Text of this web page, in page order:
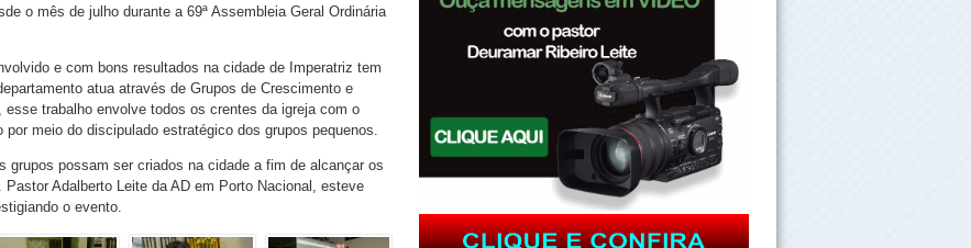
o mês de julho durante a 69ª Assembleia Geral Ordinária
e com bons resultados na cidade de Imperatriz tem
atua através de Grupos de Crescimento e
trabalho envolve todos os crentes da igreja com o
meio do discipulado estratégico dos grupos pequenos.
grupos possam ser criados na cidade a fim de alcançar os
Adalberto Leite da AD em Porto Nacional, esteve
o evento.